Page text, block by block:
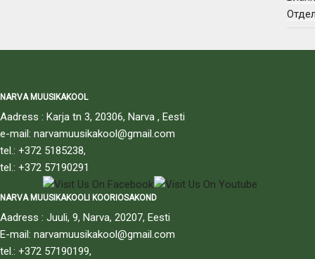
NARVA MUUSIKAKOOL
Aadress : Karja tn 3, 20306, Narva , Eesti
e-mail: narvamuusikakool@gmail.com
tel.: +372 5185238,
tel.: +372 57190291
NARVA MUUSIKAKOOLI KOORIOSAKOND
Aadress : Juuli, 9, Narva, 20207, Eesti
E-mail: narvamuusikakool@gmail.com
tel.: +372 57190199,